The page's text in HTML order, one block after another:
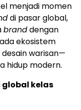
menjadi momen
di pasar global,
branddengan
ekosistem
warisan—
hidup modern.
global kelas